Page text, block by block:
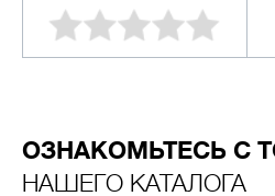
ОЗНАКОМЬТЕСЬ С
НАШЕГО КАТАЛОГА